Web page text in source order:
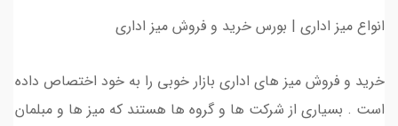
انواع میز اداری | بورس خرید و فروش میز اداری
خرید و فروش میز های اداری بازار خوبی را به خود اختصاص داده
است . بسیاری از شرکت ها و گروه ها هستند که میز ها و مبلمان